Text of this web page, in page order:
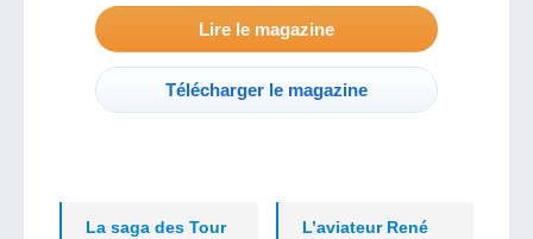
Lire le magazine
Télécharger le magazine
La saga des Tour
L’aviateur René